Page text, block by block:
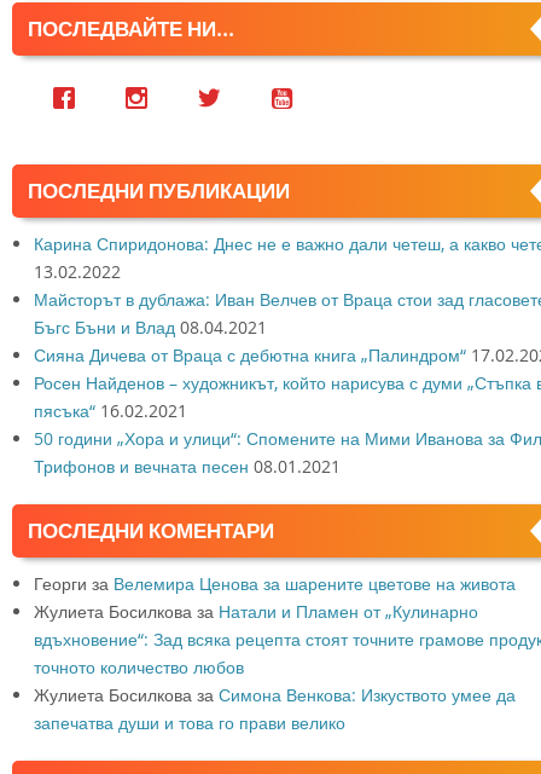
ПОСЛЕДВАЙТЕ НИ...
ПОСЛЕДНИ ПУБЛИКАЦИИ
Карина Спиридонова: Днес не е важно дали четеш, а какво
13.02.2022
Майсторът в дублажа: Иван Велчев от Враца стои зад
Бъгс Бъни и Влад 08.04.2021
Сияна Дичева от Враца с дебютна книга „Палиндром“
Росен Найденов – художникът, който нарисува с думи „Стъпка
пясъка“ 16.02.2021
50 години „Хора и улици“: Спомените на Мими Иванова за
Трифонов и вечната песен 08.01.2021
ПОСЛЕДНИ КОМЕНТАРИ
Георги за Велемира Ценова за шарените цветове на живота
Жулиета Босилкова за Натали и Пламен от „Кулинарно
вдъхновение“: Зад всяка рецепта стоят точните грамове
точното количество любов
Жулиета Босилкова за Симона Венкова: Изкуството умее да
запечатва души и това го прави велико